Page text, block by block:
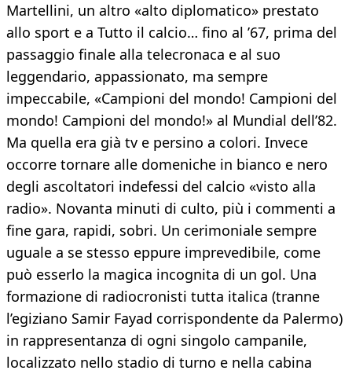
Martellini, un altro «alto diplomatico» prestato
allo sport e a Tutto il calcio… fino al ’67, prima del
passaggio finale alla telecronaca e al suo
leggendario, appassionato, ma sempre
impeccabile, «Campioni del mondo! Campioni del
mondo! Campioni del mondo!» al Mundial dell’82.
Ma quella era già tv e persino a colori. Invece
occorre tornare alle domeniche in bianco e nero
degli ascoltatori indefessi del calcio «visto alla
radio». Novanta minuti di culto, più i commenti a
fine gara, rapidi, sobri. Un cerimoniale sempre
uguale a se stesso eppure imprevedibile, come
può esserlo la magica incognita di un gol. Una
formazione di radiocronisti tutta italica (tranne
l’egiziano Samir Fayad corrispondente da Palermo)
in rappresentanza di ogni singolo campanile,
localizzato nello stadio di turno e nella cabina